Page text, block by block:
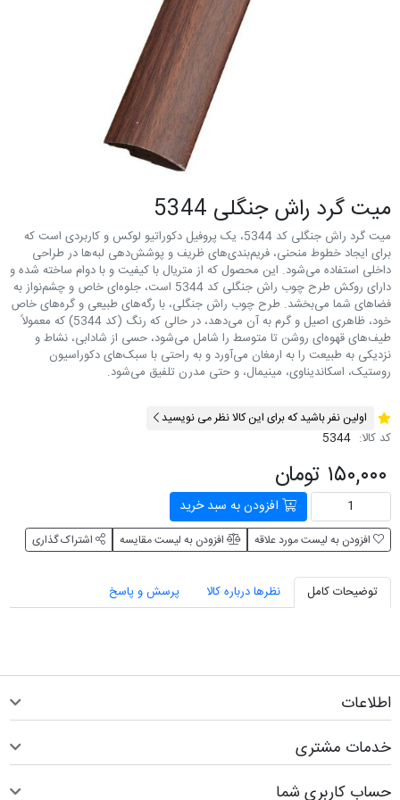
ميت گرد راش جنگلی 5344
میت گرد راش جنگلی کد 5344، یک پروفیل دکوراتیو لوکس و کاربردی است که
برای ایجاد خطوط منحنی، فریم‌بندی‌های ظریف و پوشش‌دهی لبه‌ها در طراحی
داخلی استفاده می‌شود. این محصول که از متریال با کیفیت و با دوام ساخته شده و
دارای روکش طرح چوب راش جنگلی کد 5344 است، جلوه‌ای خاص و چشم‌نواز به
فضاهای شما می‌بخشد. طرح چوب راش جنگلی، با رگه‌های طبیعی و گره‌های خاص
خود، ظاهری اصیل و گرم به آن می‌دهد، در حالی که رنگ (کد 5344) که معمولاً
طیف‌های قهوه‌ای روشن تا متوسط را شامل می‌شود، حسی از شادابی، نشاط و
نزدیکی به طبیعت را به ارمغان می‌آورد و به راحتی با سبک‌های دکوراسیون
روستیک، اسکاندیناوی، مینیمال، و حتی مدرن تلفیق می‌شود.
اولین نفر باشید که برای این کالا نظر می نویسید
کد کالا: 5344
۱۵۰,۰۰۰ تومان
افزودن به سبد خرید
افزودن به لیست مورد علاقه افزودن به لیست مقایسه اشتراک گذاری
توضیحات کامل نظرها درباره کالا پرسش و پاسخ
اطلاعات
خدمات مشتری
حساب کاربری شما